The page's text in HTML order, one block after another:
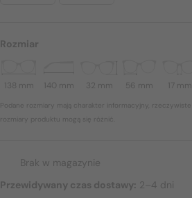
Rozmiar
138 mm 140 mm 32 mm 56 mm 17 mm
Podane rozmiary mają charakter informacyjny, rzeczywiste
rozmiary produktu mogą się różnić.
Brak w magazynie
Przewidywany czas dostawy: 2–4 dni